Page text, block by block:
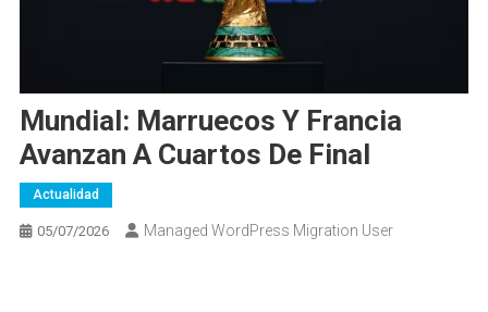
Mundial: Marruecos Y Francia
Avanzan A Cuartos De Final
Actualidad
05/07/2026 Managed WordPress Migration User